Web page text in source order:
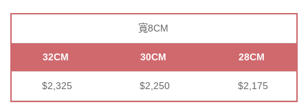
寬8CM
32CM 30CM 28CM
$2,325 $2,250 $2,175